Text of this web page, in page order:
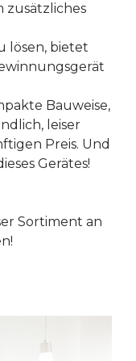
zusätzliches
lösen, bietet
Bauweise,
leiser
Preis. Und
Gerätes!
Sortiment an